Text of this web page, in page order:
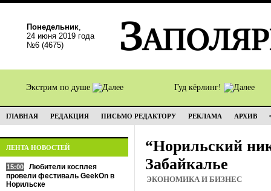
Понедельник,
24 июня 2019 года
№6 (4675)
Экстрим по душе Гуд кёрлинг!
ГЛАВНАЯ РЕДАКЦИЯ ПИСЬМО РЕДАКТОРУ РЕКЛАМА АРХИВ
ЛЕНТА НОВОСТЕЙ
15:00
Любители косплея
провели фестиваль GeekOn в
Норильске
“Норильский
Забайкалье
ЭКОНОМИКА И БИЗНЕС